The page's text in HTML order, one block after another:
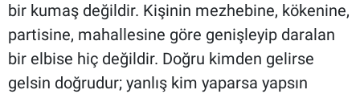
bir kumaş değildir. Kişinin mezhebine, kökenine,
partisine, mahallesine göre genişleyip daralan
bir elbise hiç değildir. Doğru kimden gelirse
gelsin doğrudur; yanlış kim yaparsa yapsın